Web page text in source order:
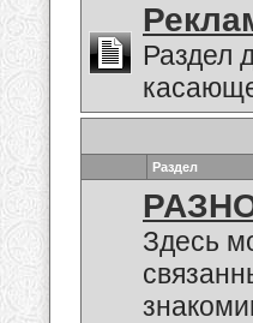
Раздел
Раздел
Здесь